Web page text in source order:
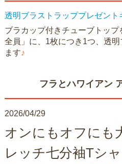
透明ブラストラッププレゼント
ブラカップ付きチューブトップ
全員」に、1枚につき1つ、透
ます♪
フラとハワイアン
2026/04/29
オンにもオフにも
レッチ七分袖Tシ